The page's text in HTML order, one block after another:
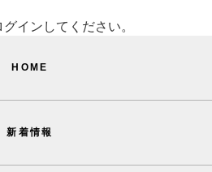
グイン してください。
HOME
新着情報